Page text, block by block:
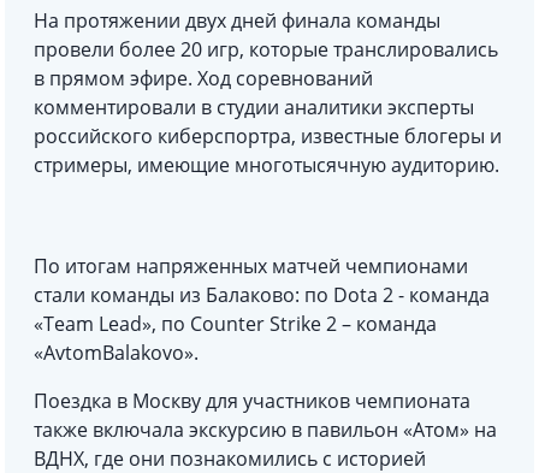
На протяжении двух дней финала команды
провели более 20 игр, которые транслировались
в прямом эфире. Ход соревнований
комментировали в студии аналитики эксперты
российского киберспортра, известные блогеры и
стримеры, имеющие многотысячную аудиторию.
По итогам напряженных матчей чемпионами
стали команды из Балаково: по Dota 2 - команда
«Team Lead», по Counter Strike 2 – команда
«AvtomBalakovo».
Поездка в Москву для участников чемпионата
также включала экскурсию в павильон «Атом» на
ВДНХ, где они познакомились с историей